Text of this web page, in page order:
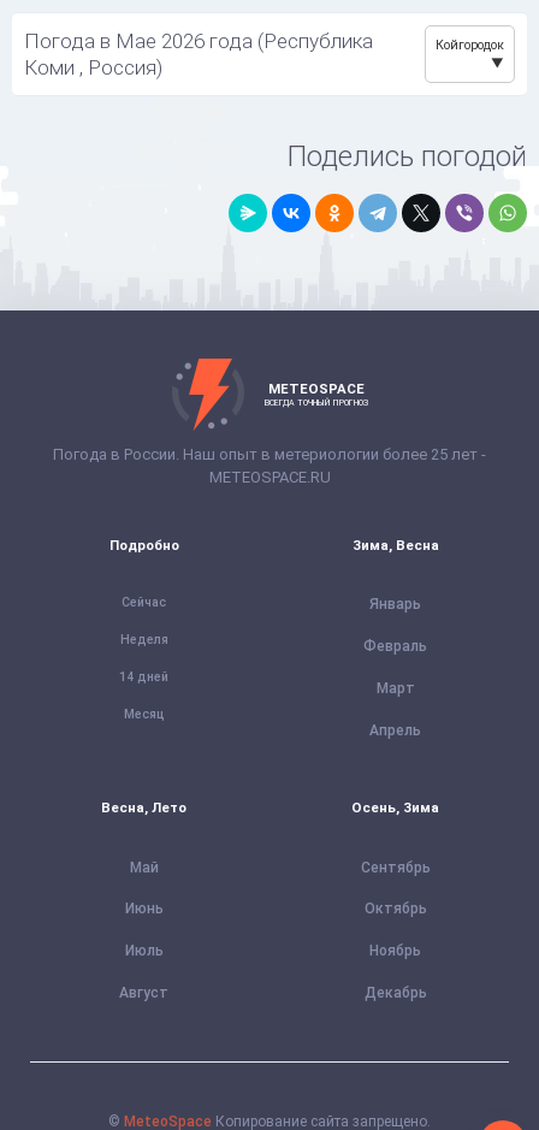
Погода в Мае 2026 года (Республика
Коми , Россия)
Койгородок
Поделись погодой
METEOSPACE
ВСЕГДА ТОЧНЫЙ ПРОГНОЗ
Погода в России. Наш опыт в метериологии более 25 лет -
METEOSPACE.RU
Подробно
Сейчас
Неделя
14 дней
Месяц
Зима, Весна
Январь
Февраль
Март
Апрель
Весна, Лето
Май
Июнь
Июль
Август
Осень, Зима
Сентябрь
Октябрь
Ноябрь
Декабрь
© MeteoSpace Копирование сайта запрещено.